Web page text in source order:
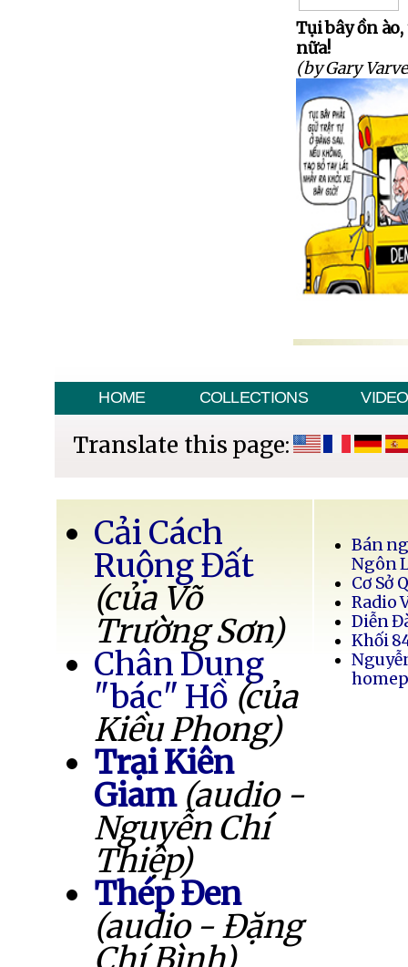
Tụi bây ồn
nữa!
(by Gary
HOME COLLECTIONS VIDEO
Translate this page:
Cải Cách
Ruộng Đất
(của Võ
Trường Sơn)
Chân Dung
"bác" Hồ (của
Kiều Phong)
Trại Kiên
Giam (audio -
Nguyễn Chí
Thiệp)
Thép Đen
(audio - Đặng
Bán
Ngôn
Cơ Sở
Radio
Diễn
Khối